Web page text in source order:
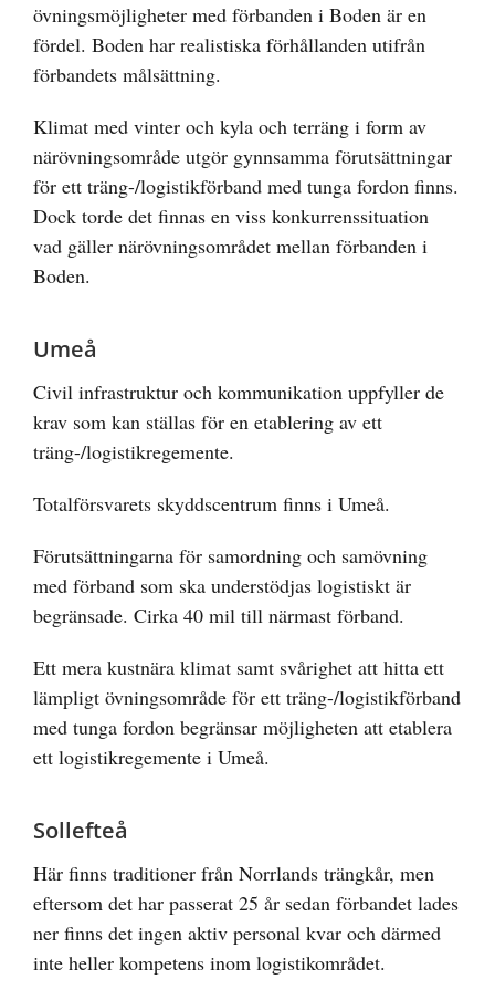
övningsmöjligheter med förbanden i Boden är en
fördel. Boden har realistiska förhållanden utifrån
förbandets målsättning.
Klimat med vinter och kyla och terräng i form av
närövningsområde utgör gynnsamma förutsättningar
för ett träng-/logistikförband med tunga fordon finns.
Dock torde det finnas en viss konkurrenssituation
vad gäller närövningsområdet mellan förbanden i
Boden.
Umeå
Civil infrastruktur och kommunikation uppfyller de
krav som kan ställas för en etablering av ett
träng-/logistikregemente.
Totalförsvarets skyddscentrum finns i Umeå.
Förutsättningarna för samordning och samövning
med förband som ska understödjas logistiskt är
begränsade. Cirka 40 mil till närmast förband.
Ett mera kustnära klimat samt svårighet att hitta ett
lämpligt övningsområde för ett träng-/logistikförband
med tunga fordon begränsar möjligheten att etablera
ett logistikregemente i Umeå.
Sollefteå
Här finns traditioner från Norrlands trängkår, men
eftersom det har passerat 25 år sedan förbandet lades
ner finns det ingen aktiv personal kvar och därmed
inte heller kompetens inom logistikområdet.